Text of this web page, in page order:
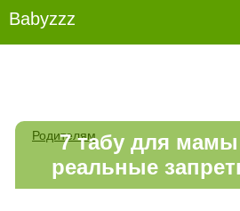
Babyzzz
Родителям
7 табу для
реальные